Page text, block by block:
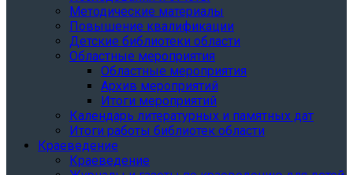
Методические материалы
Повышение квалификации
Детские библиотеки области
Областные мероприятия
Областные мероприятия
Архив мероприятий
Итоги мероприятий
Календарь литературных и памятных дат
Итоги работы библиотек области
Краеведение
Краеведение